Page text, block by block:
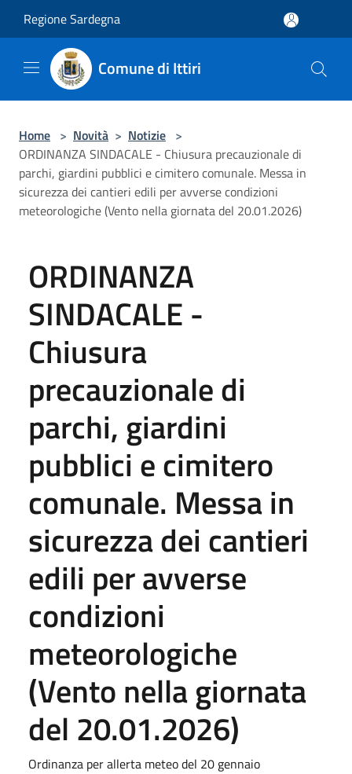
Regione Sardegna
Comune di Ittiri
Home > Novità > Notizie >
ORDINANZA SINDACALE - Chiusura precauzionale di
parchi, giardini pubblici e cimitero comunale. Messa in
sicurezza dei cantieri edili per avverse condizioni
meteorologiche (Vento nella giornata del 20.01.2026)
ORDINANZA
SINDACALE -
Chiusura
precauzionale di
parchi, giardini
pubblici e cimitero
comunale. Messa in
sicurezza dei cantieri
edili per avverse
condizioni
meteorologiche
(Vento nella giornata
del 20.01.2026)
Ordinanza per allerta meteo del 20 gennaio